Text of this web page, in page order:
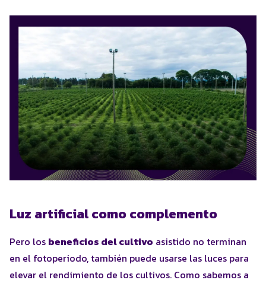
Luz artificial como complemento
Pero los beneficios del cultivo asistido no terminan
en el fotoperiodo, también puede usarse las luces para
elevar el rendimiento de los cultivos. Como sabemos a